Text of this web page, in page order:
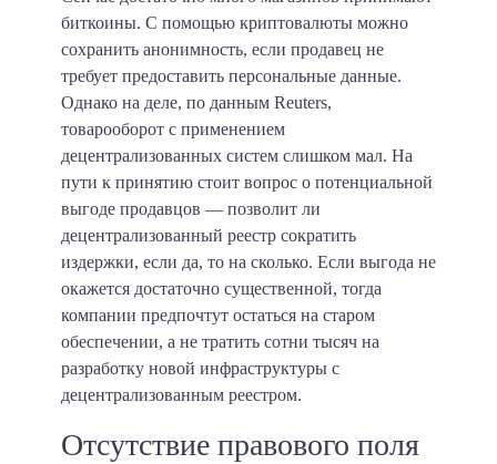
биткоины. С помощью криптовалюты можно
сохранить анонимность, если продавец не
требует предоставить персональные данные.
Однако на деле, по данным Reuters,
товарооборот с применением
децентрализованных систем слишком мал. На
пути к принятию стоит вопрос о потенциальной
выгоде продавцов — позволит ли
децентрализованный реестр сократить
издержки, если да, то на сколько. Если выгода не
окажется достаточно существенной, тогда
компании предпочтут остаться на старом
обеспечении, а не тратить сотни тысяч на
разработку новой инфраструктуры с
децентрализованным реестром.
Отсутствие правового поля